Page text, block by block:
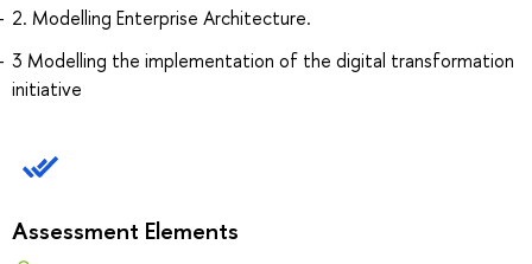
2. Modelling Enterprise Architecture.
3 Modelling the implementation of the digital transformation
initiative
Assessment Elements